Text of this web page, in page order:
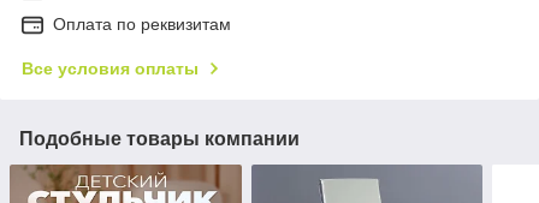
Оплата по реквизитам
Все условия оплаты
Подобные товары компании